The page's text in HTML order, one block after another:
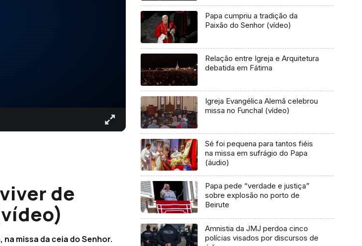
de
missa da ceia do Senhor.
Papa cumpriu a tradição da
Paixão do Senhor (vídeo)
Relação entre Igreja e Arquitetura
debatida em Fátima
Igreja Evangélica Alemã celebrou
missa no Funchal (vídeo)
Sé foi pequena para tantos fiéis
na missa em sufrágio do Papa
(áudio)
Papa pede “verdade e justiça”
sobre explosão no porto de
Beirute
Amnistia da JMJ perdoa cinco
polícias visados por discursos de